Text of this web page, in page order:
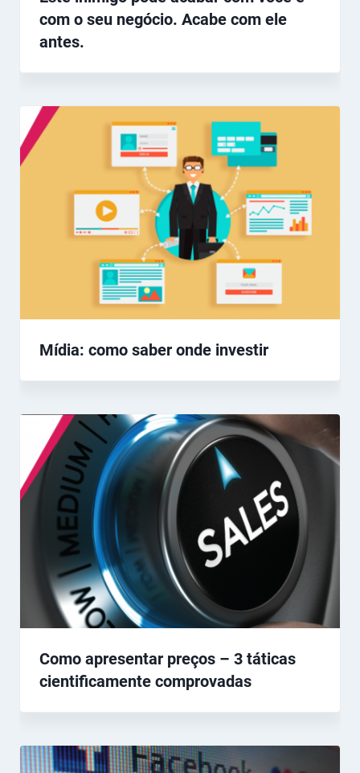
com o seu negócio. Acabe com ele
antes.
Mídia: como saber onde investir
Como apresentar preços – 3 táticas
cientificamente comprovadas